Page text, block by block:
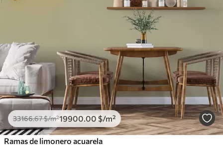
33166.67$/m²19900.00 $/m²
Ramas de limonero acuarela